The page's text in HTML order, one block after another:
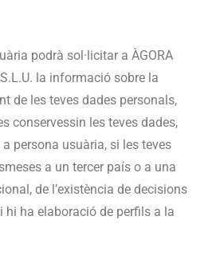
podrà sol·licitar a ÀGORA
la informació sobre la
de les teves dades personals,
conservessin les teves dades,
persona usuària, si les teves
a un tercer país o a una
de l’existència de decisions
hi ha elaboració de perfils a la